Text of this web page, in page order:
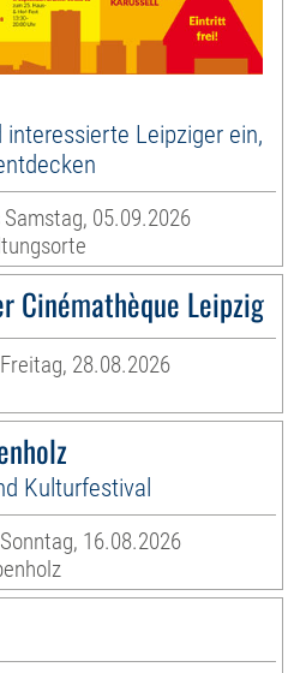
interessierte Leipziger ein,
05.09.2026
Cinémathèque Leipzig
28.08.2026
Kulturfestival
16.08.2026